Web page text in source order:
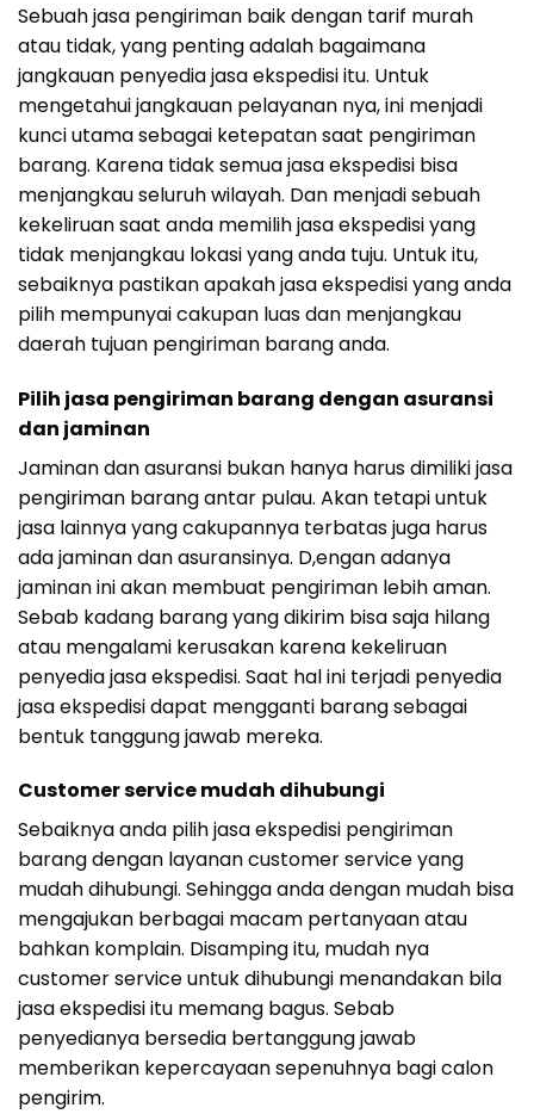
Sebuah jasa pengiriman baik dengan tarif murah
atau tidak, yang penting adalah bagaimana
jangkauan penyedia jasa ekspedisi itu. Untuk
mengetahui jangkauan pelayanan nya, ini menjadi
kunci utama sebagai ketepatan saat pengiriman
barang. Karena tidak semua jasa ekspedisi bisa
menjangkau seluruh wilayah. Dan menjadi sebuah
kekeliruan saat anda memilih jasa ekspedisi yang
tidak menjangkau lokasi yang anda tuju. Untuk itu,
sebaiknya pastikan apakah jasa ekspedisi yang anda
pilih mempunyai cakupan luas dan menjangkau
daerah tujuan pengiriman barang anda.
Pilih jasa pengiriman barang dengan asuransi
dan jaminan
Jaminan dan asuransi bukan hanya harus dimiliki jasa
pengiriman barang antar pulau. Akan tetapi untuk
jasa lainnya yang cakupannya terbatas juga harus
ada jaminan dan asuransinya. D,engan adanya
jaminan ini akan membuat pengiriman lebih aman.
Sebab kadang barang yang dikirim bisa saja hilang
atau mengalami kerusakan karena kekeliruan
penyedia jasa ekspedisi. Saat hal ini terjadi penyedia
jasa ekspedisi dapat mengganti barang sebagai
bentuk tanggung jawab mereka.
Customer service mudah dihubungi
Sebaiknya anda pilih jasa ekspedisi pengiriman
barang dengan layanan customer service yang
mudah dihubungi. Sehingga anda dengan mudah bisa
mengajukan berbagai macam pertanyaan atau
bahkan komplain. Disamping itu, mudah nya
customer service untuk dihubungi menandakan bila
jasa ekspedisi itu memang bagus. Sebab
penyedianya bersedia bertanggung jawab
memberikan kepercayaan sepenuhnya bagi calon
pengirim.